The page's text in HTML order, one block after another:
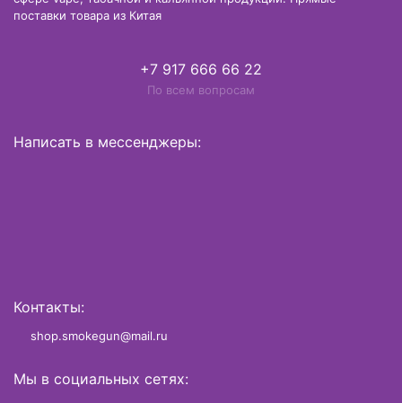
поставки товара из Китая
+7 917 666 66 22
По всем вопросам
Написать в мессенджеры:
Контакты:
shop.smokegun@mail.ru
Мы в социальных сетях: